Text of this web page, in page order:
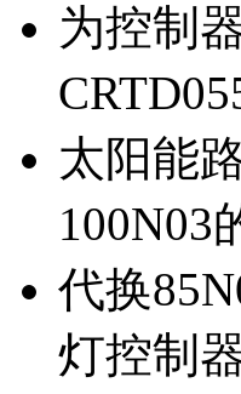
为控制
太阳能
100N03
代换
灯控制